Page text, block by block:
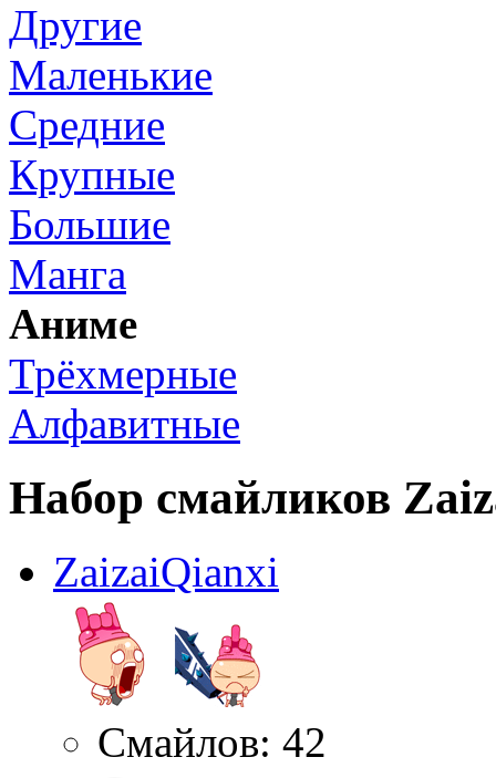
Другие
Маленькие
Средние
Крупные
Большие
Манга
Аниме
Трёхмерные
Алфавитные
Набор смайликов
ZaizaiQianxi
Смайлов: 42